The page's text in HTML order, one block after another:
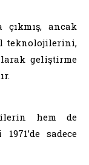
ancak
teknolojilerini,
geliştirme
hem de
sadece